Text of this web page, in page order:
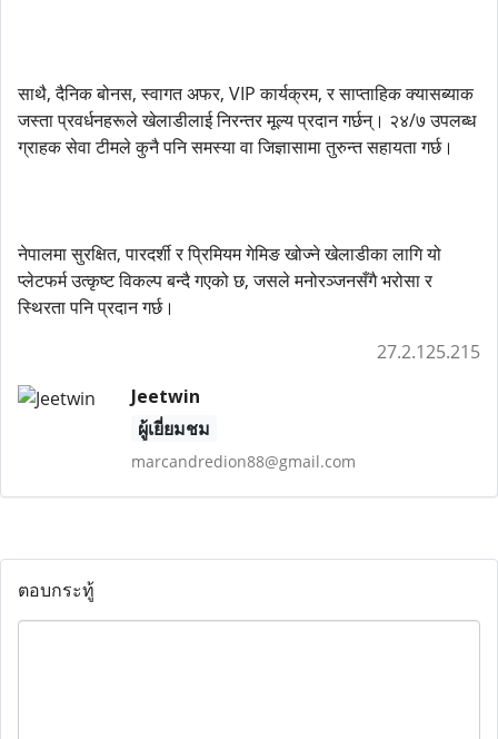
साथै, दैनिक बोनस, स्वागत अफर, VIP कार्यक्रम, र साप्ताहिक क्यासब्याक
जस्ता प्रवर्धनहरूले खेलाडीलाई निरन्तर मूल्य प्रदान गर्छन्। २४/७ उपलब्ध
ग्राहक सेवा टीमले कुनै पनि समस्या वा जिज्ञासामा तुरुन्त सहायता गर्छ।
नेपालमा सुरक्षित, पारदर्शी र प्रिमियम गेमिङ खोज्ने खेलाडीका लागि यो
प्लेटफर्म उत्कृष्ट विकल्प बन्दै गएको छ, जसले मनोरञ्जनसँगै भरोसा र
स्थिरता पनि प्रदान गर्छ।
27.2.125.215
Jeetwin
ผู้เยี่ยมชม
marcandredion88@gmail.com
ตอบกระทู้